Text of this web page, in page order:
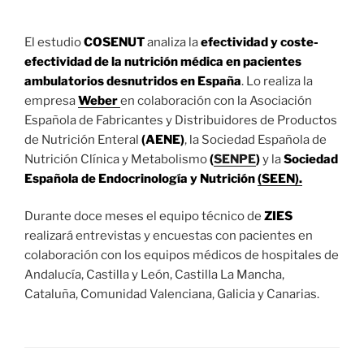
El estudioCOSENUTanaliza laefectividad y coste-
efectividad de la nutrición médica en pacientes
ambulatorios desnutridos en España. Lo realiza la
empresaWeberen colaboración con la Asociación
Española de Fabricantes y Distribuidores de Productos
de Nutrición Enteral (AENE), la Sociedad Española de
Nutrición Clínica y Metabolismo(SENPE)y laSociedad
Española de Endocrinología y Nutrición(SEEN).
Durante doce meses el equipo técnico de ZIES
realizará entrevistas y encuestas con pacientes en
colaboración con los equipos médicos de hospitales de
Andalucía, Castilla y León, Castilla La Mancha,
Cataluña, Comunidad Valenciana, Galicia y Canarias.